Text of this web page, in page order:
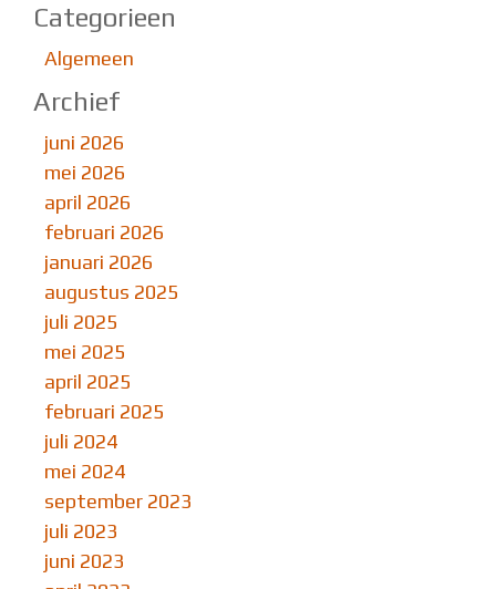
Categorieen
Algemeen
Archief
juni 2026
mei 2026
april 2026
februari 2026
januari 2026
augustus 2025
juli 2025
mei 2025
april 2025
februari 2025
juli 2024
mei 2024
september 2023
juli 2023
juni 2023